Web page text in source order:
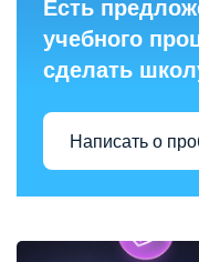
Есть
учебного
сделать
Написать о